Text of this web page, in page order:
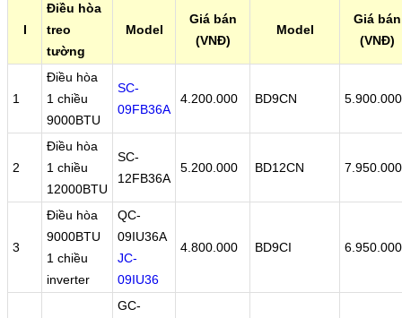
I
Điều hòa
treo
tường
Model
Giá bán
(VNĐ)
Model
Giá bán
(VNĐ)
1
Điều hòa
1 chiều
9000BTU
SC-
09FB36A
4.200.000 BD9CN 5.900.000
2
Điều hòa
1 chiều
12000BTU
SC-
12FB36A
5.200.000 BD12CN 7.950.000
3
Điều hòa
9000BTU
1 chiều
inverter
QC-
09IU36A
JC-
09IU36
4.800.000 BD9CI 6.950.000
GC-